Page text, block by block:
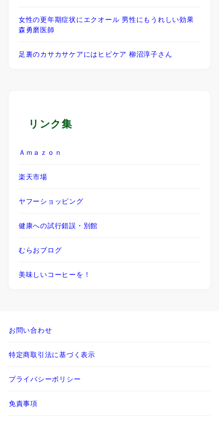
女性の更年期症状にエクオール 男性にもうれしい効果
森勇磨医師
足裏のカサカサケアにはヒビケア 柳沼淳子さん
リンク集
Ａｍａｚｏｎ
楽天市場
ヤフーショッピング
健康への試行錯誤・別館
むらおブログ
美味しいコーヒーを！
お問い合わせ
特定商取引法に基づく表示
プライバシーポリシー
免責事項